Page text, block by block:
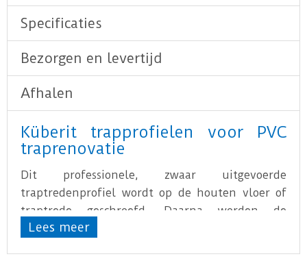
Specificaties
Bezorgen en levertijd
Afhalen
Küberit trapprofielen voor PVC
traprenovatie
Dit professionele, zwaar uitgevoerde
traptredenprofiel wordt op de houten vloer of
traptrede geschroefd. Daarna worden de
schroeven afgewerkt met een rubberen antislip
Lees meer